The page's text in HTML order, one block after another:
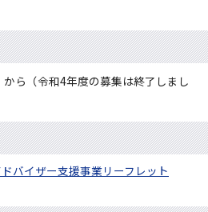
ら（令和4年度の募集は終了しまし
バイザー支援事業リーフレット